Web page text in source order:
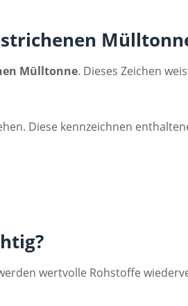
Mülltonne. Dieses Zeichen
Diese kennzeichnen
wertvolle Rohstoffe